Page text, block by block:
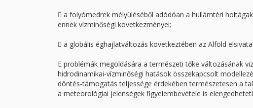
 a folyómedrek mélyüléséből adódóan a hullámtéri
ennek vízminőségi következményei;
 a globális éghajlatváltozás következtében az Alföld
E problémák megoldására a természeti tőke változásának
hidrodinamikai-vízminőségi hatások összekapcsolt
döntés-támogatás teljessége érdekében természetesen a
a meteorológiai jelenségek figyelembevétele is